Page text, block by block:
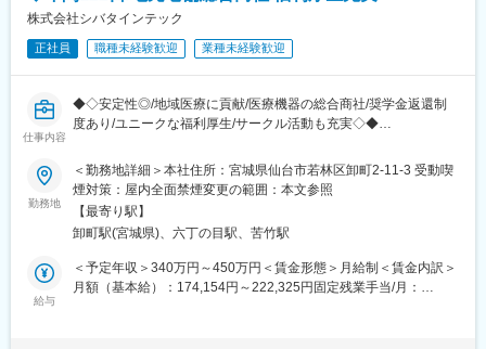
障害・難病をお持ちの方々の「生まれてきてよかった」を創り続
ける事を目的に、高齢者向け宅食事業、農業、自社商品づくり、
介護事業等を展開しています。
■当社の魅力／実績：
・宮城県「女性のチカラを活かす企業」認証
・経済産業省「地域未来牽引企業」選出
・介護労働安定センター「優良事業所」
・経済産業省「健康経営優良法人」
変更の範囲：無
株式会社シバタインテック
正社員 職種未経験歓迎 業種未経験歓迎
仕事内容
◆◇安定性◎/地域医療に貢献/医療機器の総合商社/奨学金返還制
度あり/ユニークな福利厚生/サークル活動も充実◇◆
■業務概要：
・医療機関の医師・看護師などの方々に向けて、医療機器の提
案・販売を行います。はじめはマスク、注射針、ガーゼなどの消
耗品からスタートし、将来的には新病院の立ち上げタイミングや
大型の医療機器の導入のタイミングでMRIなどの提案も行って頂
きます。地域の医療に貢献するやりがいある仕事です。
勤務地
＜勤務地詳細＞本社住所：宮城県仙台市若林区卸町2-11-3 受動喫
煙対策：屋内全面禁煙変更の範囲：本文参照
【最寄り駅】
卸町駅(宮城県)、六丁の目駅、苦竹駅
給与
＜予定年収＞340万円～450万円＜賃金形態＞月給制＜賃金内訳＞
月額（基本給）：174,154円～222,325円固定残業手当/月：